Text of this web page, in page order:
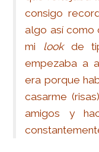
consigo
algo así como
mi lookde
empezaba a
era porque
casarme
amigos y